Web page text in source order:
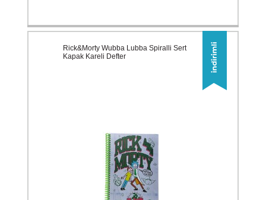
Rick&Morty Wubba Lubba Spiralli Sert
Kapak Kareli Defter